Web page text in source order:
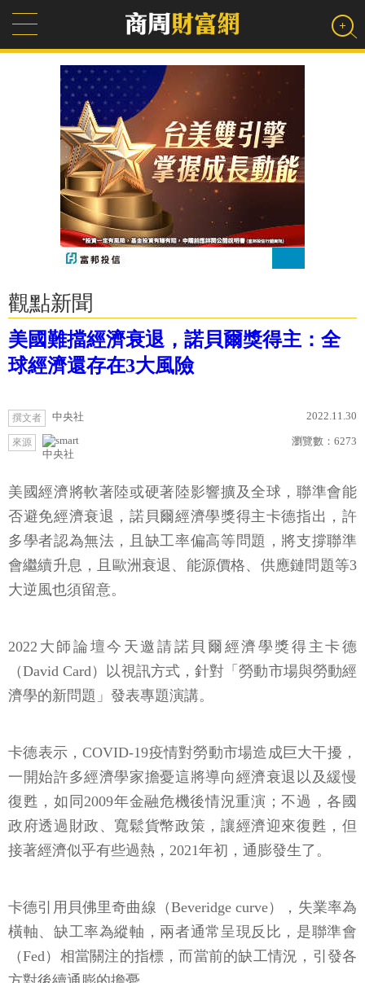
觀點新聞
美國難擋經濟衰退，諾貝爾獎得主：全
球經濟還存在3大風險
撰文者 中央社 2022.11.30
來源
中央社
瀏覽數： 6273
美國經濟將軟著陸或硬著陸影響擴及全球，聯準會能
否避免經濟衰退，諾貝爾經濟學獎得主卡德指出，許
多學者認為無法，且缺工率偏高等問題，將支撐聯準
會繼續升息，且歐洲衰退、能源價格、供應鏈問題等3
大逆風也須留意。
2022大師論壇今天邀請諾貝爾經濟學獎得主卡德
（David Card）以視訊方式，針對「勞動市場與勞動經
濟學的新問題」發表專題演講。
卡德表示，COVID-19疫情對勞動市場造成巨大干擾，
一開始許多經濟學家擔憂這將導向經濟衰退以及緩慢
復甦，如同2009年金融危機後情況重演；不過，各國
政府透過財政、寬鬆貨幣政策，讓經濟迎來復甦，但
接著經濟似乎有些過熱，2021年初，通膨發生了。
卡德引用貝佛里奇曲線（Beveridge curve），失業率為
橫軸、缺工率為縱軸，兩者通常呈現反比，是聯準會
（Fed）相當關注的指標，而當前的缺工情況，引發各